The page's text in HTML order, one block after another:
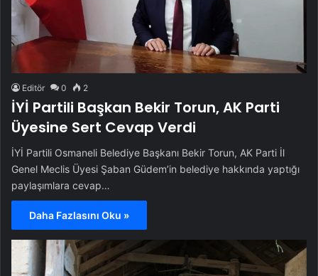
Editör 0 2
İYİ Partili Başkan Bekir Torun, AK Parti
Üyesine Sert Cevap Verdi
İYİ Partili Osmaneli Belediye Başkanı Bekir Torun, AK Parti İl
Genel Meclis Üyesi Şaban Güdem’in belediye hakkında yaptığı
paylaşımlara cevap…
Daha Fazlasını Oku »